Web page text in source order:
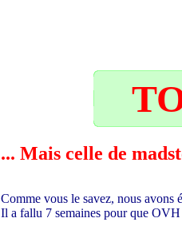
... Mais celle de
Comme vous le savez, nous avons
Il a fallu 7 semaines pour que